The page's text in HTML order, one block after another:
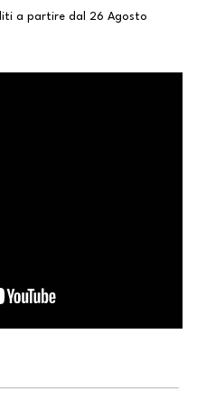
a partire dal 26 Agosto